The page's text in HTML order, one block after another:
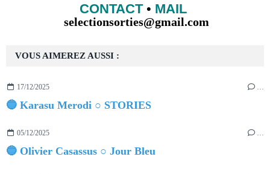
VOUS AIMEREZ AUSSI :
17/12/2025 …
🔵 Karasu Merodi ○ STORIES
05/12/2025 …
🔵 Olivier Casassus ○ Jour Bleu
CONTACT• MAIL
selectionsorties@gmail.com